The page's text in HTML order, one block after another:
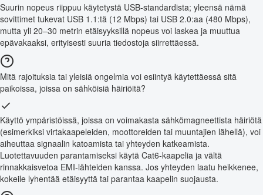
Suurin nopeus riippuu käytetystä USB-standardista; yleensä nämä
sovittimet tukevat USB 1.1:tä (12 Mbps) tai USB 2.0:aa (480 Mbps),
mutta yli 20–30 metrin etäisyyksillä nopeus voi laskea ja muuttua
epävakaaksi, erityisesti suuria tiedostoja siirrettäessä.
Mitä rajoituksia tai yleisiä ongelmia voi esiintyä käytettäessä sitä
paikoissa, joissa on sähköisiä häiriöitä?
Käyttö ympäristöissä, joissa on voimakasta sähkömagneettista häiriötä
(esimerkiksi virtakaapeleiden, moottoreiden tai muuntajien lähellä), voi
aiheuttaa signaalin katoamista tai yhteyden katkeamista.
Luotettavuuden parantamiseksi käytä Cat6-kaapelia ja vältä
rinnakkaisvetoa EMI-lähteiden kanssa. Jos yhteyden laatu heikkenee,
kokeile lyhentää etäisyyttä tai parantaa kaapelin suojausta.